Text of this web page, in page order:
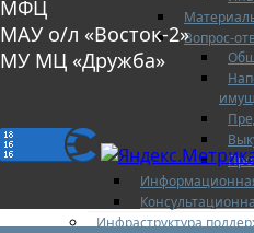
Вопрос-
Инфраструктура
МФЦ
МАУ о/л «Восток-2»
МУ МЦ «Дружба»